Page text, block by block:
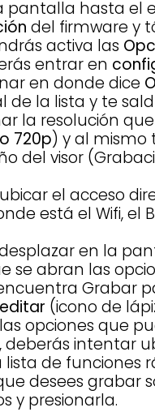
pantalla hasta el
del firmware y
activa las
entrar en
en donde dice
de la lista y te
la resolución
720p) y al mismo
del visor
el acceso
está el Wifi, el
en la
se abran las
Grabar
editar (icono de
opciones que
deberás intentar
de funciones
desees grabar
y presionarla.